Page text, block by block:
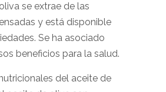
se extrae de las
y está disponible
Se ha asociado
beneficios para la salud.
del aceite de